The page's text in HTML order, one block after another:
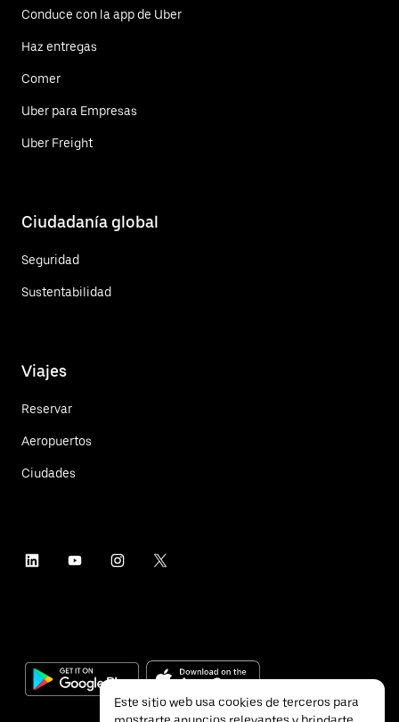
Conduce con la app de Uber
Haz entregas
Comer
Uber para Empresas
Uber Freight
Ciudadanía global
Seguridad
Sustentabilidad
Viajes
Reservar
Aeropuertos
Ciudades
Este sitio web usa cookies de terceros para